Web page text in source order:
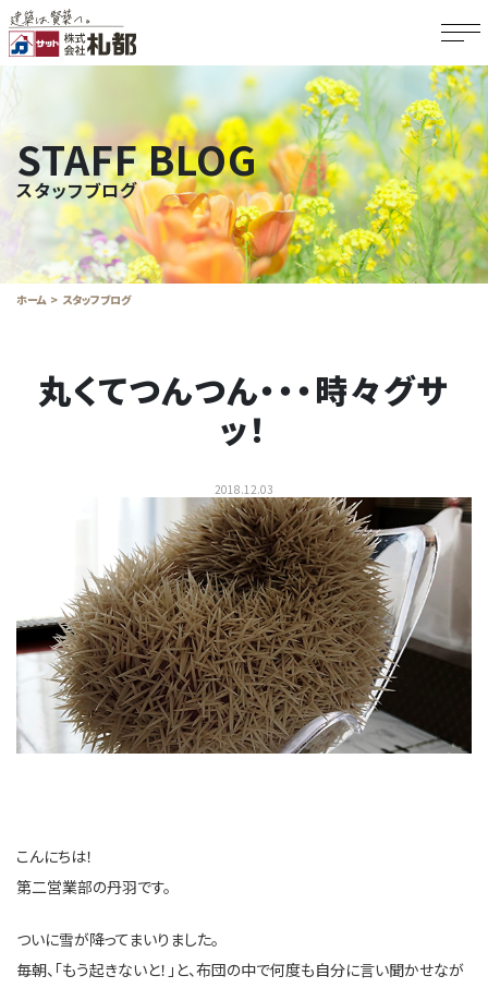
STAFF BLOG
スタッフブログ
ホーム スタッフブログ
丸くてつんつん・・・時々グサ
ッ！
2018.12.03
こんにちは！
第二営業部の丹羽です。
ついに雪が降ってまいりました。
毎朝、「もう起きないと！」と、布団の中で何度も自分に言い聞かせなが